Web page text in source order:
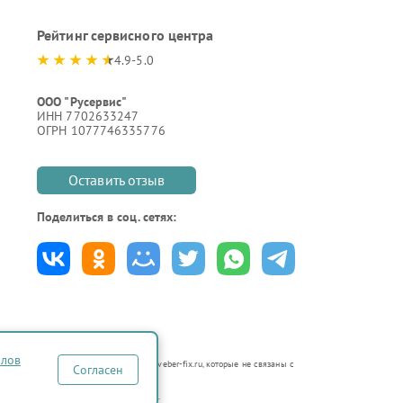
Рейтинг сервисного центра
4.9-5.0
ООО "Русервис"
ИНН 7702633247
ОГРН 1077746335776
Оставить отзыв
Поделиться в соц. сетях:
сервисных центрах veber-fix.ru, которые не связаны с
ремонту техники указанных брендов.
Согласен